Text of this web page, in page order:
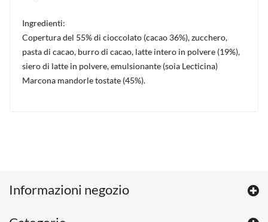
Ingredienti:
Copertura del 55% di cioccolato (cacao 36%), zucchero,
pasta di cacao, burro di cacao, latte intero in polvere (19%),
siero di latte in polvere, emulsionante (soia Lecticina)
Marcona mandorle tostate (45%).
Informazioni negozio